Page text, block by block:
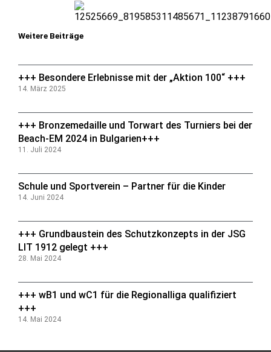
Weitere Beiträge
+++ Besondere Erlebnisse mit der „Aktion 100“ +++
14. März 2025
+++ Bronzemedaille und Torwart des Turniers bei der
Beach-EM 2024 in Bulgarien+++
11. Juli 2024
Schule und Sportverein – Partner für die Kinder
14. Juni 2024
+++ Grundbaustein des Schutzkonzepts in der JSG
LIT 1912 gelegt +++
28. Mai 2024
+++ wB1 und wC1 für die Regionalliga qualifiziert
+++
14. Mai 2024